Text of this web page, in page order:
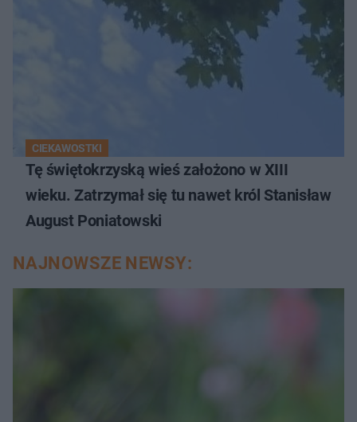
CIEKAWOSTKI
Tę świętokrzyską wieś założono w XIII
wieku. Zatrzymał się tu nawet król Stanisław
August Poniatowski
NAJNOWSZE NEWSY: